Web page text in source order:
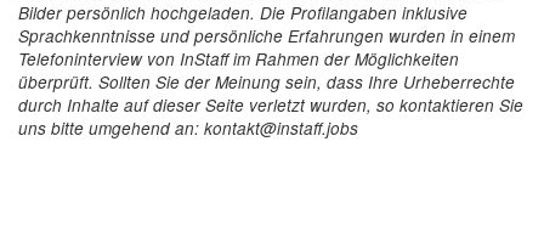
Bilder persönlich hochgeladen. Die Profilangaben inklusive
Sprachkenntnisse und persönliche Erfahrungen wurden in einem
Telefoninterview von InStaff im Rahmen der Möglichkeiten
überprüft. Sollten Sie der Meinung sein, dass Ihre Urheberrechte
durch Inhalte auf dieser Seite verletzt wurden, so kontaktieren Sie
uns bitte umgehend an: kontakt@instaff.jobs